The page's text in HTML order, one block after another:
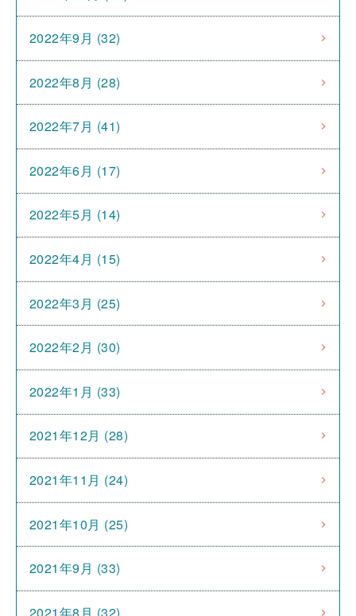
2022年9月 (32)
2022年8月 (28)
2022年7月 (41)
2022年6月 (17)
2022年5月 (14)
2022年4月 (15)
2022年3月 (25)
2022年2月 (30)
2022年1月 (33)
2021年12月 (28)
2021年11月 (24)
2021年10月 (25)
2021年9月 (33)
2021年8月 (32)